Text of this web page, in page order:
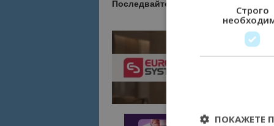
Последвайте
Строго
ПОКАЖЕТЕ